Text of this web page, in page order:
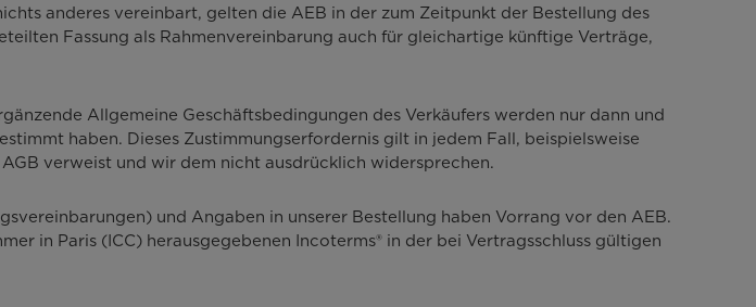
anderes vereinbart, gelten die AEB in der zum Zeitpunkt der Bestellung des
Fassung als Rahmenvereinbarung auch für gleichartige künftige Verträge,
Allgemeine Geschäftsbedingungen des Verkäufers werden nur dann und
haben. Dieses Zustimmungserfordernis gilt in jedem Fall, beispielsweise
verweist und wir dem nicht ausdrücklich widersprechen.
und Angaben in unserer Bestellung haben Vorrang vor den AEB.
in Paris (ICC) herausgegebenen Incoterms® in der bei Vertragsschluss gültigen